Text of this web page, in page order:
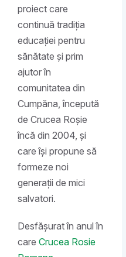
proiect care
continuă tradiția
educației pentru
sănătate și prim
ajutor în
comunitatea din
Cumpăna, începută
de Crucea Roșie
încă din 2004, și
care își propune să
formeze noi
generații de mici
salvatori.
Desfășurat în anul în
care Crucea Rosie